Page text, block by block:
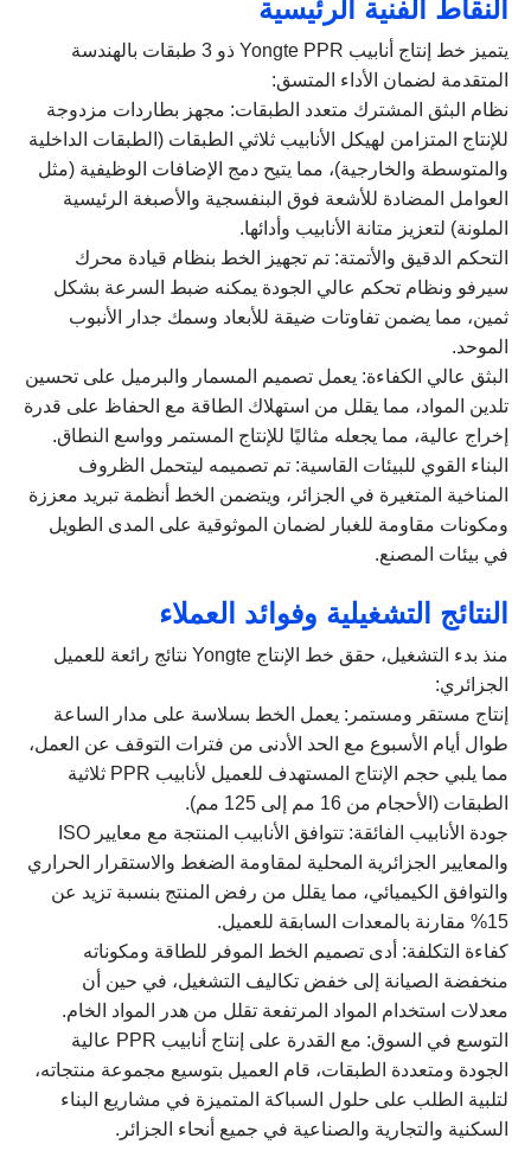
النقاط الفنية الرئيسية
يتميز خط إنتاج أنابيب Yongte PPR ذو 3 طبقات بالهندسة
المتقدمة لضمان الأداء المتسق:
نظام البثق المشترك متعدد الطبقات: مجهز بطاردات مزدوجة
للإنتاج المتزامن لهيكل الأنابيب ثلاثي الطبقات (الطبقات الداخلية
والمتوسطة والخارجية)، مما يتيح دمج الإضافات الوظيفية (مثل
العوامل المضادة للأشعة فوق البنفسجية والأصبغة الرئيسية
الملونة) لتعزيز متانة الأنابيب وأدائها.
التحكم الدقيق والأتمتة: تم تجهيز الخط بنظام قيادة محرك
سيرفو ونظام تحكم عالي الجودة يمكنه ضبط السرعة بشكل
ثمين، مما يضمن تفاوتات ضيقة للأبعاد وسمك جدار الأنبوب
الموحد.
البثق عالي الكفاءة: يعمل تصميم المسمار والبرميل على تحسين
تلدين المواد، مما يقلل من استهلاك الطاقة مع الحفاظ على قدرة
إخراج عالية، مما يجعله مثاليًا للإنتاج المستمر وواسع النطاق.
البناء القوي للبيئات القاسية: تم تصميمه ليتحمل الظروف
المناخية المتغيرة في الجزائر، ويتضمن الخط أنظمة تبريد معززة
ومكونات مقاومة للغبار لضمان الموثوقية على المدى الطويل
في بيئات المصنع.
النتائج التشغيلية وفوائد العملاء
منذ بدء التشغيل، حقق خط الإنتاج Yongte نتائج رائعة للعميل
الجزائري:
إنتاج مستقر ومستمر: يعمل الخط بسلاسة على مدار الساعة
طوال أيام الأسبوع مع الحد الأدنى من فترات التوقف عن العمل،
مما يلبي حجم الإنتاج المستهدف للعميل لأنابيب PPR ثلاثية
الطبقات (الأحجام من 16 مم إلى 125 مم).
جودة الأنابيب الفائقة: تتوافق الأنابيب المنتجة مع معايير ISO
والمعايير الجزائرية المحلية لمقاومة الضغط والاستقرار الحراري
والتوافق الكيميائي، مما يقلل من رفض المنتج بنسبة تزيد عن
15% مقارنة بالمعدات السابقة للعميل.
كفاءة التكلفة: أدى تصميم الخط الموفر للطاقة ومكوناته
منخفضة الصيانة إلى خفض تكاليف التشغيل، في حين أن
معدلات استخدام المواد المرتفعة تقلل من هدر المواد الخام.
التوسع في السوق: مع القدرة على إنتاج أنابيب PPR عالية
الجودة ومتعددة الطبقات، قام العميل بتوسيع مجموعة منتجاته،
لتلبية الطلب على حلول السباكة المتميزة في مشاريع البناء
السكنية والتجارية والصناعية في جميع أنحاء الجزائر.